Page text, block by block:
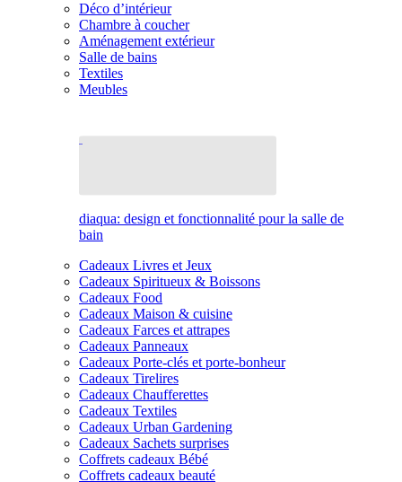
Déco d’intérieur
Chambre à coucher
Aménagement extérieur
Salle de bains
Textiles
Meubles
diaqua: design et fonctionnalité pour la salle de
bain
Cadeaux Livres et Jeux
Cadeaux Spiritueux & Boissons
Cadeaux Food
Cadeaux Maison & cuisine
Cadeaux Farces et attrapes
Cadeaux Panneaux
Cadeaux Porte-clés et porte-bonheur
Cadeaux Tirelires
Cadeaux Chaufferettes
Cadeaux Textiles
Cadeaux Urban Gardening
Cadeaux Sachets surprises
Coffrets cadeaux Bébé
Coffrets cadeaux beauté